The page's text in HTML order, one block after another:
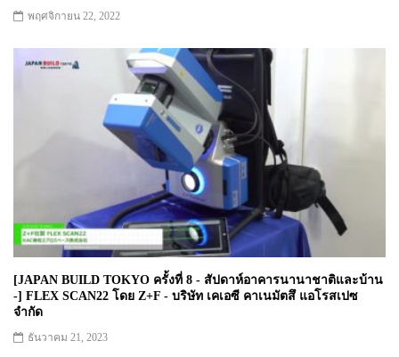
พฤศจิกายน 22, 2022
[JAPAN BUILD TOKYO ครั้งที่ 8 - สัปดาห์อาคารนานาชาติและบ้าน
-] FLEX SCAN22 โดย Z+F - บริษัท เคเอซี คาเนมัตสึ แอโรสเปซ
จำกัด
ธันวาคม 21, 2023